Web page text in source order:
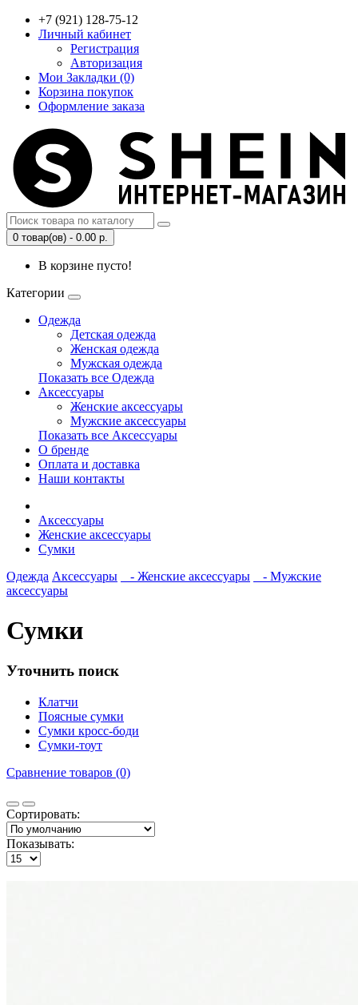
+7 (921) 128-75-12
Личный кабинет
Регистрация
Авторизация
Мои Закладки (0)
Корзина покупок
Оформление заказа
0 товар(ов) - 0.00 р.
В корзине пусто!
Категории
Одежда
Детская одежда
Женская одежда
Мужская одежда
Показать все Одежда
Аксессуары
Женские аксессуары
Мужские аксессуары
Показать все Аксессуары
О бренде
Оплата и доставка
Наши контакты
Аксессуары
Женские аксессуары
Сумки
Одежда Аксессуары - Женские аксессуары
- Мужские
аксессуары
Сумки
Уточнить поиск
Клатчи
Поясные сумки
Сумки кросс-боди
Сумки-тоут
Сравнение товаров (0)
Сортировать:
Показывать: